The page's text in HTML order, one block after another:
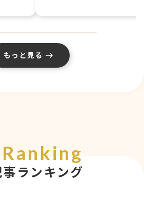
もっと見る
ランキング